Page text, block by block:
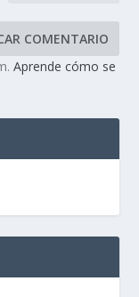
Aprende cómo se